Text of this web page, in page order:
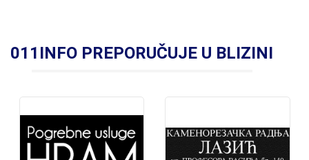
011INFO PREPORUČUJE U BLIZINI